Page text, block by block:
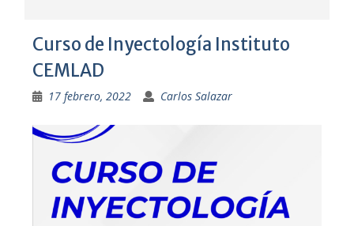
Curso de Inyectología Instituto
CEMLAD
17 febrero, 2022 Carlos Salazar